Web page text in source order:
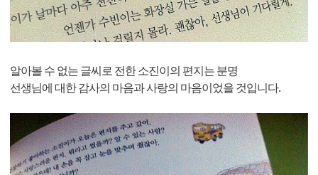
알아볼 수 없는 글씨로 전한 소진이의 편지는 분명
선생님에 대한 감사의 마음과 사랑의 마음이었을 것입니다.